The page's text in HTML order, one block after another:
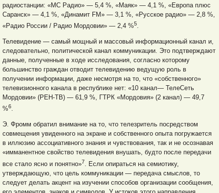
радиостанции: «МС Радио» — 5,4 %, «Маяк» — 4,1 %, «Европа плюс
Саранск» — 4,1 %, «Динамит FM» — 3,1 %, «Русское радио» — 2,8 %,
«Радио России / Радио Мордовии» — 2,4 %5.
Телевидение — самый мощный и массовый информационный канал и,
следовательно, политической канал коммуникации. Это подтверждают
данные, полученные в ходе исследования, согласно которому
большинство граждан отводит телевидению ведущую роль в
получении информации, даже несмотря на то, что «собственного»
телевизионного канала в республике нет: «10 канал— ТелеСеть
Мордовии» (РЕН-ТВ) — 61,9 %, ГТРК «Мордовия» (2 канал) — 49,7
%6.
Э. Фромм обратил внимание на то, что телезритель посредством
совмещения увиденного на экране и собственного опыта погружается
в иллюзию ассоциативного знания и чувствования, так и не осознавая
«имманентное свойство телевидения внушать, будто после передачи
все стало ясно и понятно»7
. Если опираться на семиотику,
утверждающую, что цель коммуникации — передача смыслов, то
следует делать акцент на изучении способов организации сообщения,